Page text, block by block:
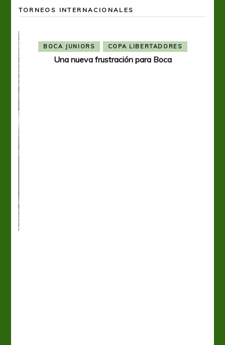
TORNEOS INTERNACIONALES
BOCA JUNIORS COPA LIBERTADORES
Una nueva frustración para Boca